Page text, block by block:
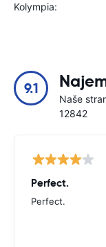
Kolympia:
9.1
Naše
12842
Perfect.
Perfect.